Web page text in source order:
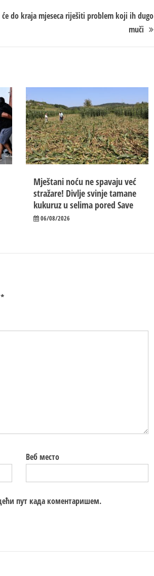
do kraja mjeseca riješiti problem koji ih dugo
muči
Mještani noću ne spavaju već
stražare! Divlje svinje tamane
kukuruz u selima pored Save
06/08/2026
*
Веб место
пут када коментаришем.